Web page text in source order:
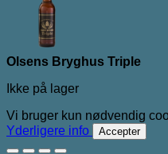
Olsens Bryghus Triple
Ikke på lager
Vi bruger kun nødvendig
Yderligere info
Accepter